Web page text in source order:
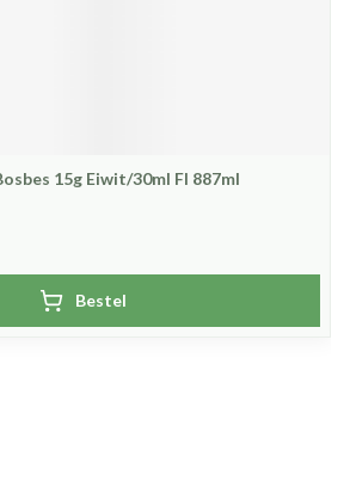
15g Eiwit/30ml Fl 887ml
Bestel